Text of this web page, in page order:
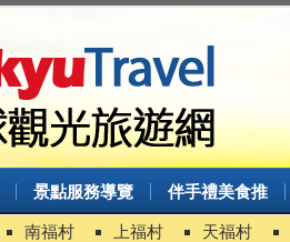
景點服務導覽 伴手禮美食推
南福村 上福村 天福村